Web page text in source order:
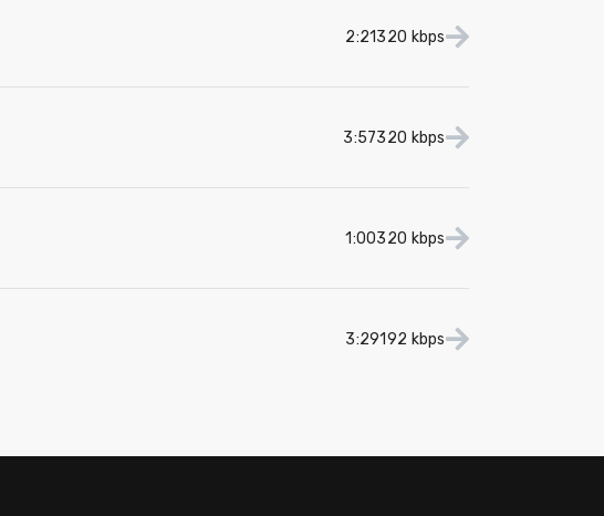
2:21320 kbps
3:57320 kbps
1:00320 kbps
3:29192 kbps